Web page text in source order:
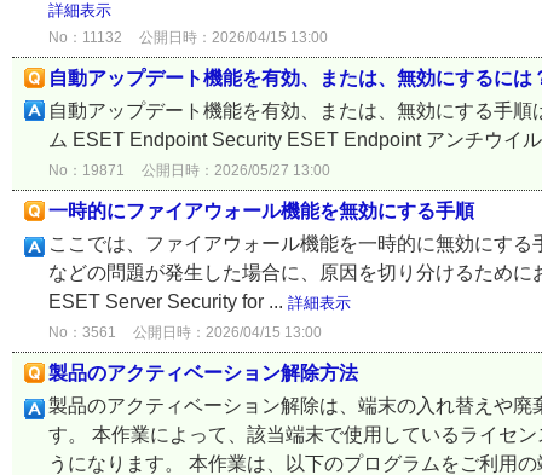
詳細表示
No：11132 公開日時：2026/04/15 13:00
自動アップデート機能を有効、または、無効にするには
自動アップデート機能を有効、または、無効にする手
ム ESET Endpoint Security ESET Endpoint アンチウイ
No：19871 公開日時：2026/05/27 13:00
一時的にファイアウォール機能を無効にする手順
ここでは、ファイアウォール機能を一時的に無効にす
などの問題が発生した場合に、原因を切り分けるため
ESET Server Security for ... 詳細表示
No：3561 公開日時：2026/04/15 13:00
製品のアクティベーション解除方法
製品のアクティベーション解除は、端末の入れ替えや
す。 本作業によって、該当端末で使用しているライセ
うになります。 本作業は、以下のプログラムをご利用